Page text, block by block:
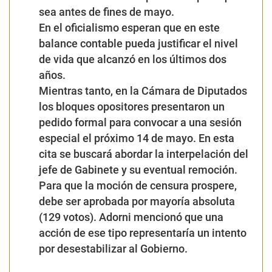
sea antes de fines de mayo.
En el oficialismo esperan que en este
balance contable pueda justificar el nivel
de vida que alcanzó en los últimos dos
años.
Mientras tanto, en la Cámara de Diputados
los bloques opositores presentaron un
pedido formal para convocar a una sesión
especial el próximo 14 de mayo. En esta
cita se buscará abordar la interpelación del
jefe de Gabinete y su eventual remoción.
Para que la moción de censura prospere,
debe ser aprobada por mayoría absoluta
(129 votos). Adorni mencionó que una
acción de ese tipo representaría un intento
por desestabilizar al Gobierno.